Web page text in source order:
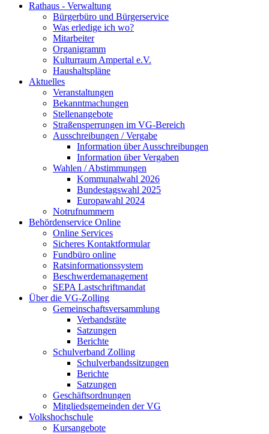
Rathaus - Verwaltung
Bürgerbüro und Bürgerservice
Was erledige ich wo?
Mitarbeiter
Organigramm
Kulturraum Ampertal e.V.
Haushaltspläne
Aktuelles
Veranstaltungen
Bekanntmachungen
Stellenangebote
Straßensperrungen im VG-Bereich
Ausschreibungen / Vergabe
Information über Ausschreibungen
Information über Vergaben
Wahlen / Abstimmungen
Kommunalwahl 2026
Bundestagswahl 2025
Europawahl 2024
Notrufnummern
Behördenservice Online
Online Services
Sicheres Kontaktformular
Fundbüro online
Ratsinformationssystem
Beschwerdemanagement
SEPA Lastschriftmandat
Über die VG-Zolling
Gemeinschaftsversammlung
Verbandsräte
Satzungen
Berichte
Schulverband Zolling
Schulverbandssitzungen
Berichte
Satzungen
Geschäftsordnungen
Mitgliedsgemeinden der VG
Volkshochschule
Kursangebote